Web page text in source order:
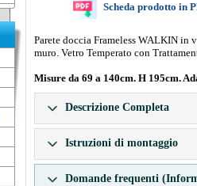
Scheda prodotto in
Parete doccia Frameless WALKIN in
muro. Vetro Temperato con
Misure da 69 a 140cm. H 195cm.
Descrizione Completa
Istruzioni di montaggio
Domande frequenti